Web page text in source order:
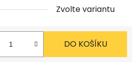
Zvolte variantu
DO KOŠÍKU